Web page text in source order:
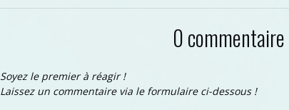
0 commentaire
Soyez le premier à réagir !
Laissez un commentaire via le formulaire ci-dessous !